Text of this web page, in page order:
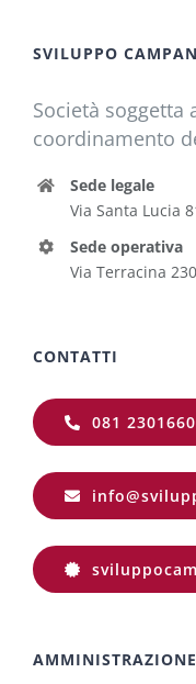
SVILUPPO
Società soggetta
coordinamento
Sede legale
Via Santa Lucia
Sede operativa
Via Terracina
CONTATTI
081